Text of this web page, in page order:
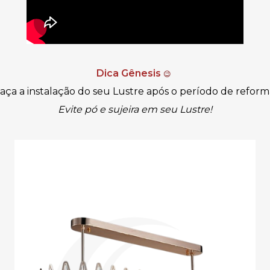
Dica Gênesis 😉
a instalação do seu Lustre após o período de
Evite pó e sujeira em seu Lustre!